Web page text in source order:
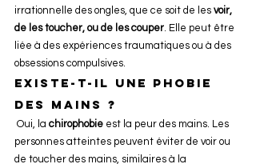
irrationnelle des ongles, que ce soit de les voir,
de les toucher, ou de les couper. Elle peut être
liée à des expériences traumatiques ou à des
obsessions compulsives.
Existe-t-il une phobie
des mains ?
Oui, la chirophobie est la peur des mains. Les
personnes atteintes peuvent éviter de voir ou
de toucher des mains, similaires à la